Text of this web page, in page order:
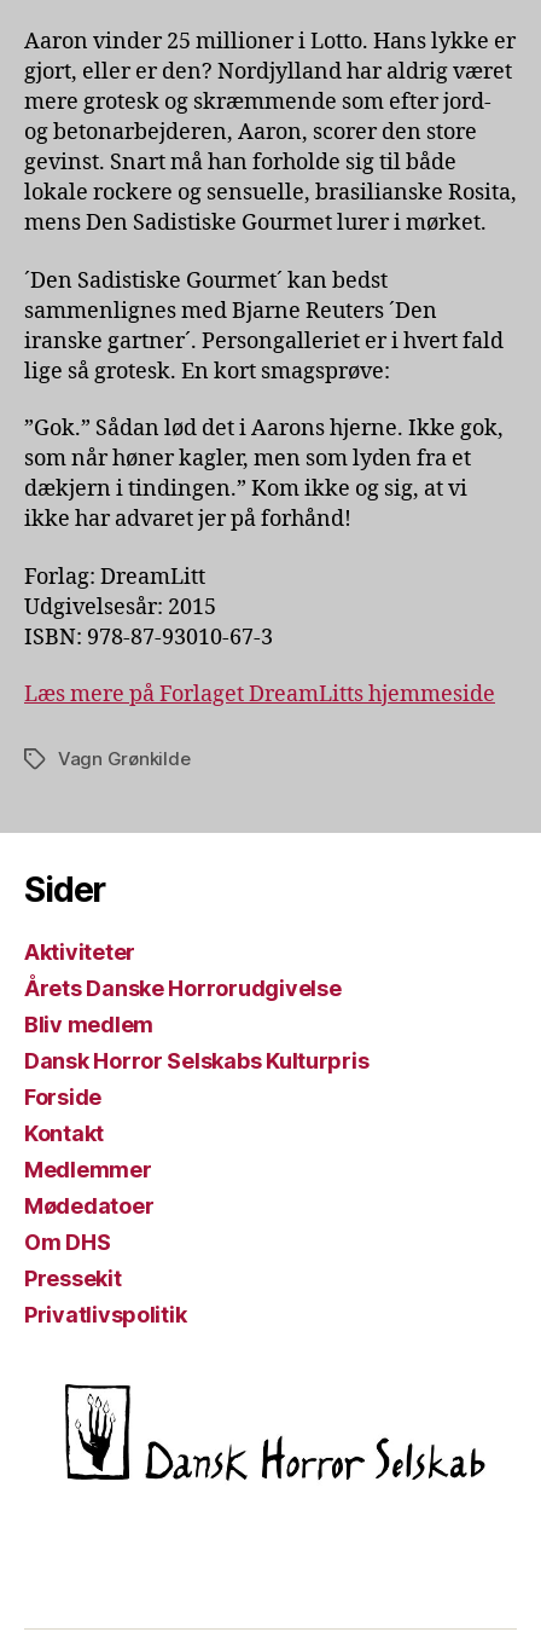
Aaron vinder 25 millioner i Lotto. Hans lykke er
gjort, eller er den? Nordjylland har aldrig været
mere grotesk og skræmmende som efter jord-
og betonarbejderen, Aaron, scorer den store
gevinst. Snart må han forholde sig til både
lokale rockere og sensuelle, brasilianske Rosita,
mens Den Sadistiske Gourmet lurer i mørket.
´Den Sadistiske Gourmet´ kan bedst
sammenlignes med Bjarne Reuters ´Den
iranske gartner´. Persongalleriet er i hvert fald
lige så grotesk. En kort smagsprøve:
”Gok.” Sådan lød det i Aarons hjerne. Ikke gok,
som når høner kagler, men som lyden fra et
dækjern i tindingen.” Kom ikke og sig, at vi
ikke har advaret jer på forhånd!
Forlag: DreamLitt
Udgivelsesår: 2015
ISBN: 978-87-93010-67-3
Læs mere på Forlaget DreamLitts hjemmeside
TagsVagn Grønkilde
Sider
Aktiviteter
Årets Danske Horrorudgivelse
Bliv medlem
Dansk Horror Selskabs Kulturpris
Forside
Kontakt
Medlemmer
Mødedatoer
Om DHS
Pressekit
Privatlivspolitik